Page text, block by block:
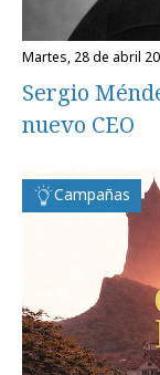
martes, 28 de abril
Sergio
nuevo CEO
Campañas